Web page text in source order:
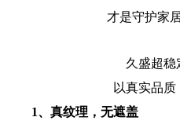
才是守护家
久盛超稳
以真实品
1、真纹理，无遮盖